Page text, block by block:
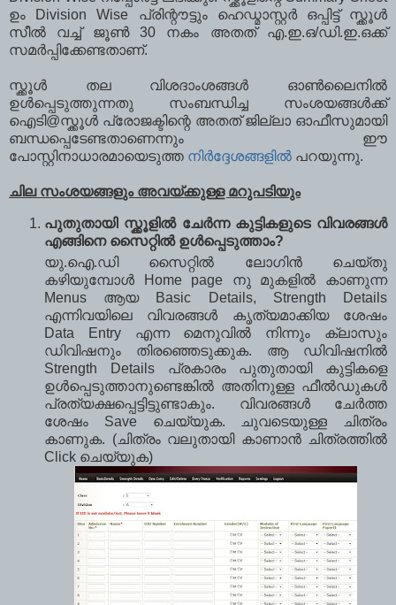
ഉം Division Wise പ്രിന്റൗട്ടും ഹെഡ്മാസ്റ്റര്‍ ഒപ്പിട്ട് സ്ക്കൂള്‍
സീല്‍ വച്ച് ജൂണ്‍ 30 നകം അതത് എ.ഇ.ഒ/ഡി.ഇ.ഒക്ക്
സമര്‍പ്പിക്കേണ്ടതാണ്.
സ്ക്കൂള്‍ തല വിശദാംശങ്ങള്‍ ഓണ്‍ലൈനില്‍
ഉള്‍പ്പെടുത്തുന്നതു സംബന്ധിച്ച സംശയങ്ങള്‍ക്ക്
ഐടി@സ്ക്കൂള്‍ പ്രോജക്ടിന്റെ അതത് ജില്ലാ ഓഫീസുമായി
ബന്ധപ്പെടേണ്ടതാണെന്നും ഈ
പോസ്റ്റിനാധാരമായെടുത്ത നിര്‍ദ്ദേശങ്ങളില്‍ പറയുന്നു.
ചില സംശയങ്ങളും അവയ്ക്കുള്ള മറുപടിയും
പുതുതായി സ്ക്കൂളില്‍ ചേര്‍ന്ന കുട്ടികളുടെ വിവരങ്ങള്‍
എങ്ങിനെ സൈറ്റില്‍ ഉള്‍പ്പെടുത്താം?
യു.ഐ.ഡി സൈറ്റില്‍ ലോഗിന്‍ ചെയ്തു
കഴിയുമ്പോള്‍ Home page നു മുകളില്‍ കാണുന്ന
Menus ആയ Basic Details, Strength Details
എന്നിവയിലെ വിവരങ്ങള്‍ കൃത്യമാക്കിയ ശേഷം
Data Entry എന്ന മെനുവില്‍ നിന്നും ക്ലാസും
ഡിവിഷനും തിരഞ്ഞെടുക്കുക. ആ ഡിവിഷനില്‍
Strength Details പ്രകാരം പുതുതായി കുട്ടികളെ
ഉള്‍പ്പെടുത്താനുണ്ടെങ്കില്‍ അതിനുള്ള ഫീല്‍ഡുകള്‍
പ്രത്യക്ഷപ്പെട്ടിട്ടുണ്ടാകും. വിവരങ്ങള്‍ ചേര്‍ത്ത
ശേഷം Save ചെയ്യുക. ചുവടെയുള്ള ചിത്രം
കാണുക. (ചിത്രം വലുതായി കാണാന്‍ ചിത്രത്തില്‍
Click ചെയ്യുക)